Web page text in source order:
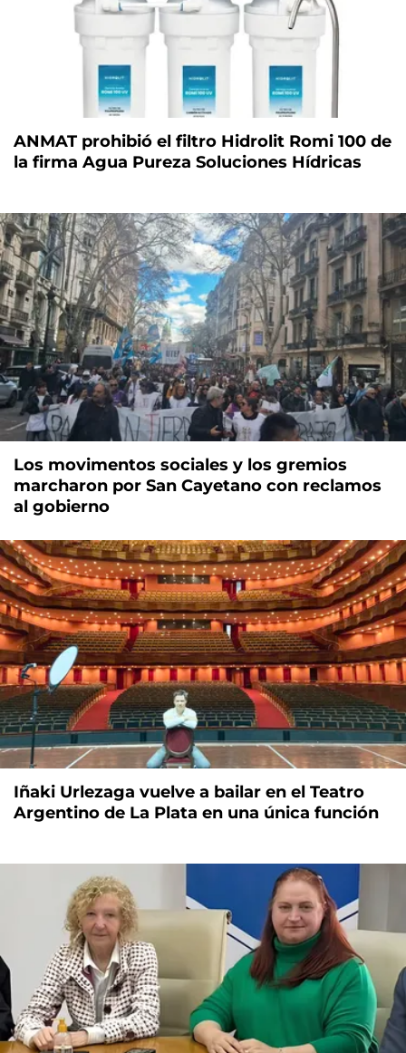
ANMAT prohibió el filtro Hidrolit Romi 100 de
la firma Agua Pureza Soluciones Hídricas
Los movimentos sociales y los gremios
marcharon por San Cayetano con reclamos
al gobierno
Iñaki Urlezaga vuelve a bailar en el Teatro
Argentino de La Plata en una única función